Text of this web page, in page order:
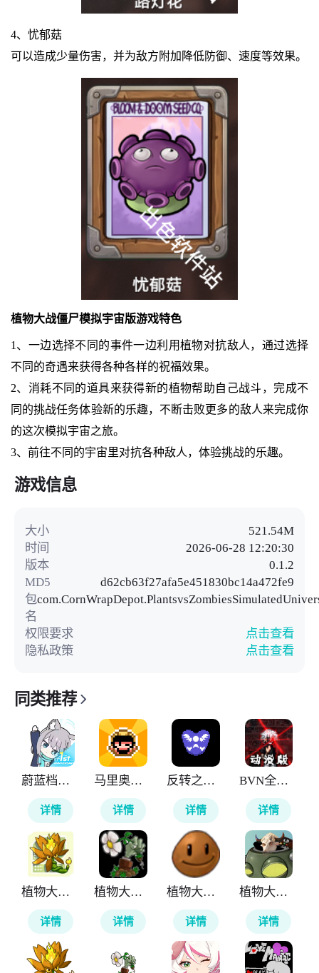
4、忧郁菇
可以造成少量伤害，并为敌方附加降低防御、速度等效果。
植物大战僵尸模拟宇宙版游戏特色
1、一边选择不同的事件一边利用植物对抗敌人，通过选择
不同的奇遇来获得各种各样的祝福效果。
2、消耗不同的道具来获得新的植物帮助自己战斗，完成不
同的挑战任务体验新的乐趣，不断击败更多的敌人来完成你
的这次模拟宇宙之旅。
3、前往不同的宇宙里对抗各种敌人，体验挑战的乐趣。
游戏信息
大小
521.54M
时间
2026-06-28 12:20:30
版本
0.1.2
MD5
d62cb63f27afa5e451830bc14a472fe9
包
名
权限要求
点击查看
隐私政策
点击查看
同类推荐
蔚蓝档案卡丁车
详情
马里奥制造
详情
反转之下蓝莓
详情
BVN全明星最终版
详情
植物大战僵尸融合版搜打撤
详情
植物大战僵尸逆天版
详情
植物大战僵尸音游版
详情
植物大战僵尸新指导版
详情